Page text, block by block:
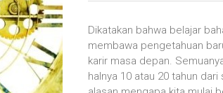
Dikatakan bahwa belajar
membawa pengetahuan
karir masa depan.
halnya 10 atau 20 tahun